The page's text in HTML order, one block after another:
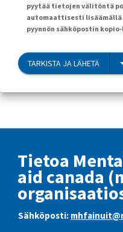
pyytää tietojen välitöntä
automaattisesti
pyynnön sähköpostin
TARKISTA JA LÄHETÄ
Tietoa
aid canada
Sähköposti: